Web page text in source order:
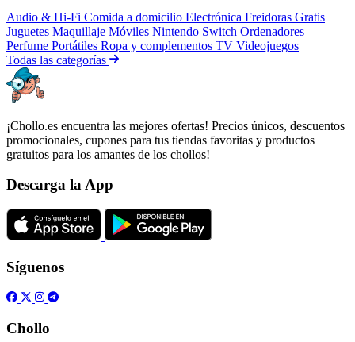
Audio & Hi-Fi Comida a domicilio Electrónica Freidoras Gratis
Juguetes Maquillaje Móviles Nintendo Switch Ordenadores
Perfume Portátiles Ropa y complementos TV Videojuegos
Todas las categorías
¡Chollo.es encuentra las mejores ofertas! Precios únicos, descuentos
promocionales, cupones para tus tiendas favoritas y productos
gratuitos para los amantes de los chollos!
Descarga la App
Síguenos
Chollo